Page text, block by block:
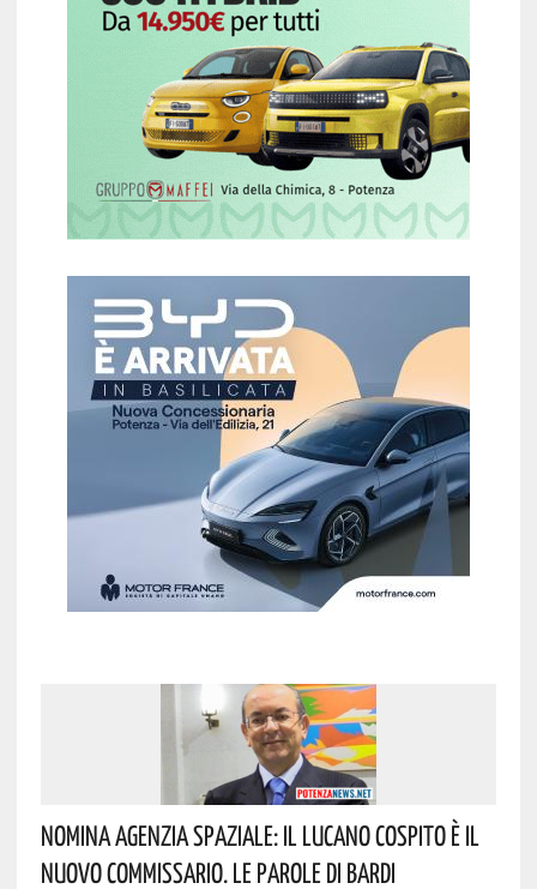
Nomina Agenzia Spaziale: Il Lucano Cospito È Il
Nuovo Commissario. Le Parole Di Bardi